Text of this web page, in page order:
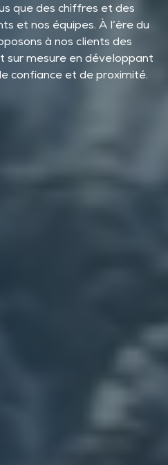
que des chiffres et des
et nos équipes. À l’ère du
à nos clients des
sur mesure en développant
confiance et de proximité.